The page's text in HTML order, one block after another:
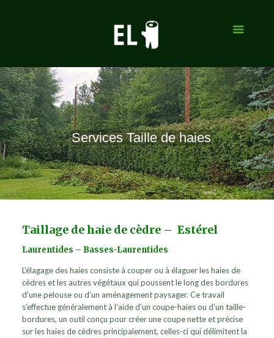
Services Taille de haies
Taillage de haie de cèdre – Estérel
Laurentides – Basses-Laurentides
L’élagage des haies consiste à couper ou à élaguer les haies de
cèdres et les autres végétaux qui poussent le long des bordures
d’une pelouse ou d’un aménagement paysager. Ce travail
s’effectue généralement à l’aide d’un coupe-haies ou d’un taille-
bordures, un outil conçu pour créer une coupe nette et précise
sur les haies de cèdres principalement, celles-ci qui délimitent la